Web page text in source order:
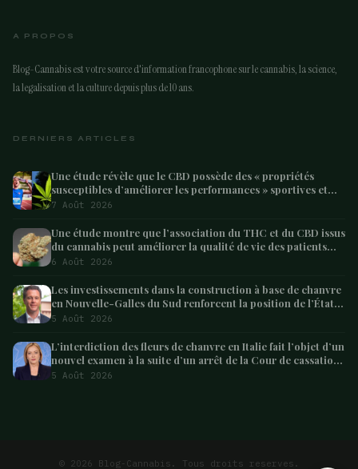
A PROPOS
Blog-Cannabis est votre source d'information francophone sur le cannabis, la science,
la legalisation et la culture depuis plus de 10 ans.
DERNIERS ARTICLES
Une étude révèle que le CBD possède des « propriétés
susceptibles d’améliorer les performances » sportives et
pourrait aider les athlètes à récupérer après l’effort
7 Août 2026
Une étude montre que l’association du THC et du CBD issus
du cannabis peut améliorer la qualité de vie des patients
atteints de démence – Marijuana Moment
6 Août 2026
Les investissements dans la construction à base de chanvre
en Nouvelle-Galles du Sud renforcent la position de l’État
en tant que leader australien
5 Août 2026
L’interdiction des fleurs de chanvre en Italie fait l’objet d’un
nouvel examen à la suite d’un arrêt de la Cour de cassation
concernant les saisies
5 Août 2026
© 2026 Blog-Cannabis. Tous droits reserves.